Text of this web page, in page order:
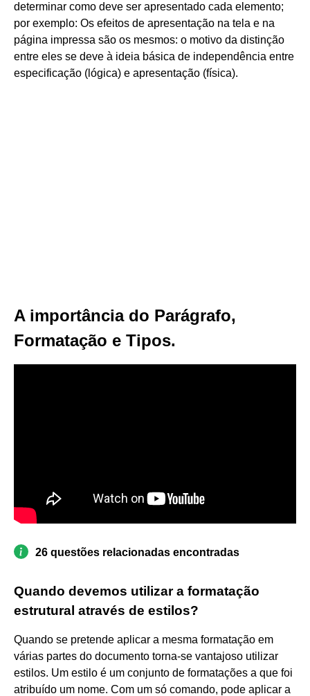
determinar como deve ser apresentado cada elemento;
por exemplo: Os efeitos de apresentação na tela e na
página impressa são os mesmos: o motivo da distinção
entre eles se deve à ideia básica de independência entre
especificação (lógica) e apresentação (física).
A importância do Parágrafo,
Formatação e Tipos.
26 questões relacionadas encontradas
Quando devemos utilizar a formatação
estrutural através de estilos?
Quando se pretende aplicar a mesma formatação em
várias partes do documento torna-se vantajoso utilizar
estilos. Um estilo é um conjunto de formatações a que foi
atribuído um nome. Com um só comando, pode aplicar a